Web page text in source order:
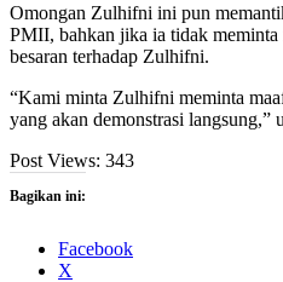
Omongan Zulhifni ini pun
PMII, bahkan jika ia tidak meminta
besaran terhadap Zulhifni.
“Kami minta Zulhifni meminta
yang akan demonstrasi langsung,”
Post Views: 343
Bagikan ini:
Facebook
X